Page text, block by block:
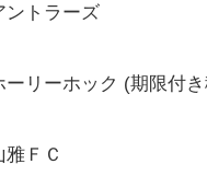
ントラーズ
ーリーホック (期限付
雅ＦＣ